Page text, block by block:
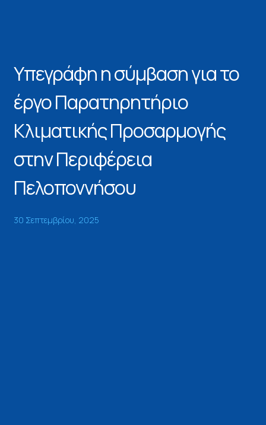
Υπεγράφη η σύμβαση για το
έργο Παρατηρητήριο
Κλιματικής Προσαρμογής
στην Περιφέρεια
Πελοποννήσου
30 Σεπτεμβρίου, 2025